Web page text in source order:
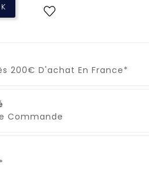
200€ D'achat En France*
Commande